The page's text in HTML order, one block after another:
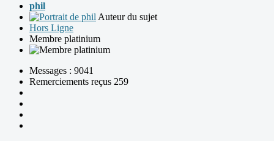
phil
Auteur du sujet
Hors Ligne
Membre platinium
Messages : 9041
Remerciements reçus 259